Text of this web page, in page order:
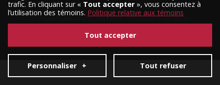
© 2026 Tous droits réservés, Diffusion Saguenay.
Conception et réalisation :Nubee|Mes préférences cookies
trafic. En cliquant sur « Tout accepter», vous consentez à
l’utilisation des témoins. Politique relative aux témoins
Personnaliser + Tout refuser
Tout accepter